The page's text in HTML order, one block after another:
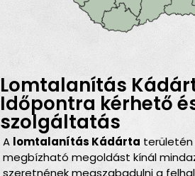
Lomtalanítás
Időpontra kérhető
szolgáltatás
A lomtalanítás Kádárta területén
megbízható megoldást kínál
szeretnének megszabadulni a